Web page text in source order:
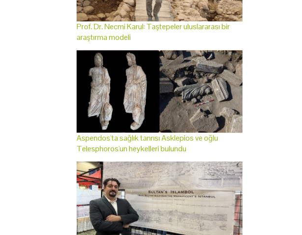
Prof. Dr. Necmi Karul: Taştepeler uluslararası bir
araştırma modeli
Aspendos'ta sağlık tanrısı Asklepios ve oğlu
Telesphoros'un heykelleri bulundu